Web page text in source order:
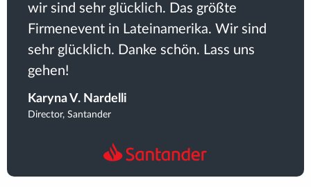
wir sind sehr glücklich. Das größte
Firmenevent in Lateinamerika. Wir sind
sehr glücklich. Danke schön. Lass uns
gehen!
Karyna V. Nardelli
Director, Santander